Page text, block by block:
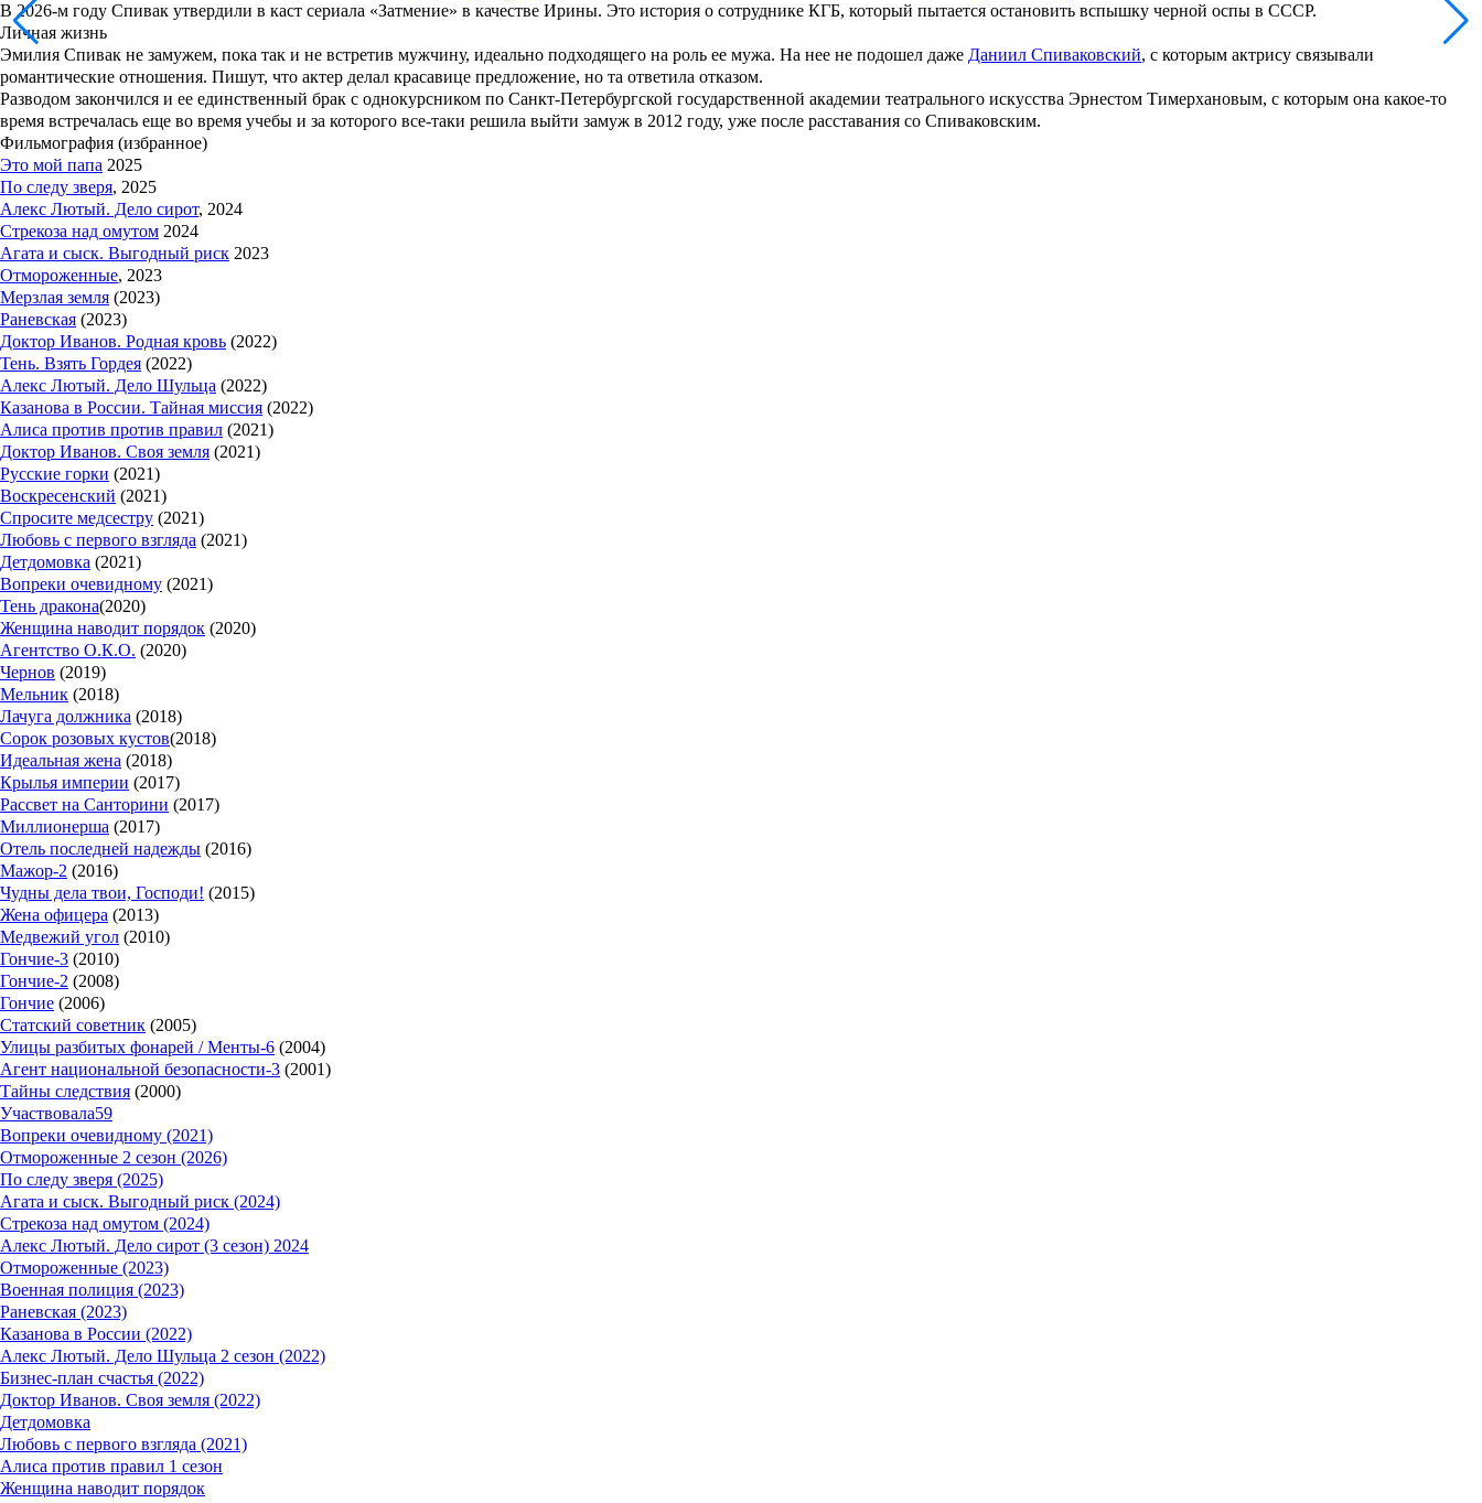
В 2026-м году Спивак утвердили в каст сериала «Затмение» в качестве Ирины. Это история о сотруднике КГБ, который пытается остановить вспышку черной оспы в СССР.
Личная жизнь
Эмилия Спивак не замужем, пока так и не встретив мужчину, идеально подходящего на роль ее мужа. На нее не подошел даже Даниил Спиваковский, с которым актрису связывали
романтические отношения. Пишут, что актер делал красавице предложение, но та ответила отказом.
Разводом закончился и ее единственный брак с однокурсником по Санкт-Петербургской государственной академии театрального искусства Эрнестом Тимерхановым, с которым она какое-то
время встречалась еще во время учебы и за которого все-таки решила выйти замуж в 2012 году, уже после расставания со Спиваковским.
Фильмография (избранное)
Это мой папа 2025
По следу зверя, 2025
Алекс Лютый. Дело сирот, 2024
Стрекоза над омутом 2024
Агата и сыск. Выгодный риск 2023
Отмороженные, 2023
Мерзлая земля (2023)
Раневская (2023)
Доктор Иванов. Родная кровь (2022)
Тень. Взять Гордея (2022)
Алекс Лютый. Дело Шульца (2022)
Казанова в России. Тайная миссия (2022)
Алиса против против правил (2021)
Доктор Иванов. Своя земля (2021)
Русские горки (2021)
Воскресенский (2021)
Спросите медсестру (2021)
Любовь с первого взгляда (2021)
Детдомовка (2021)
Вопреки очевидному (2021)
Тень дракона(2020)
Женщина наводит порядок (2020)
Агентство О.К.О. (2020)
Чернов (2019)
Мельник (2018)
Лачуга должника (2018)
Сорок розовых кустов(2018)
Идеальная жена (2018)
Крылья империи (2017)
Рассвет на Санторини (2017)
Миллионерша (2017)
Отель последней надежды (2016)
Мажор-2 (2016)
Чудны дела твои, Господи! (2015)
Жена офицера (2013)
Медвежий угол (2010)
Гончие-3 (2010)
Гончие-2 (2008)
Гончие (2006)
Статский советник (2005)
Улицы разбитых фонарей / Менты-6 (2004)
Агент национальной безопасности-3 (2001)
Тайны следствия (2000)
Участвовала59
Вопреки очевидному (2021)
Отмороженные 2 сезон (2026)
По следу зверя (2025)
Агата и сыск. Выгодный риск (2024)
Стрекоза над омутом (2024)
Алекс Лютый. Дело сирот (3 сезон) 2024
Отмороженные (2023)
Военная полиция (2023)
Раневская (2023)
Казанова в России (2022)
Алекс Лютый. Дело Шульца 2 сезон (2022)
Бизнес-план счастья (2022)
Доктор Иванов. Своя земля (2022)
Детдомовка
Любовь с первого взгляда (2021)
Алиса против правил 1 сезон
Женщина наводит порядок